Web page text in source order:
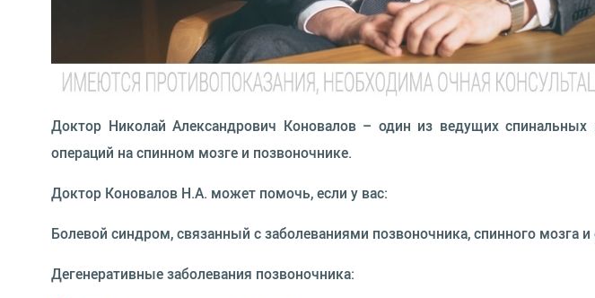
Доктор Николай Александрович Коновалов – один из ведущих
операций на спинном мозге и позвоночнике.
Доктор Коновалов Н.А. может помочь, если у вас:
Болевой синдром, связанный с заболеваниями позвоночника, спинного мозга
Дегенеративные заболевания позвоночника: